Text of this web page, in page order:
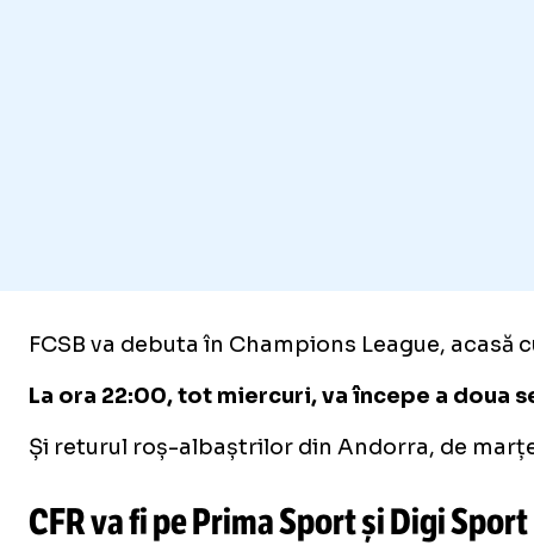
FCSB va debuta în Champions League, acasă
La ora 22:00, tot miercuri, va începe a doua
Și returul roș-albaștrilor din Andorra, de
CFR va fi pe Prima Sport și Digi Sport